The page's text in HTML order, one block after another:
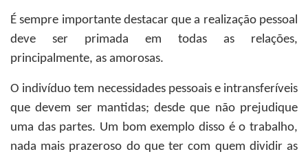
É sempre importante destacar que a realização pessoal
deve ser primada em todas as relações,
principalmente, as amorosas.
O indivíduo tem necessidades pessoais e intransferíveis
que devem ser mantidas; desde que não prejudique
uma das partes. Um bom exemplo disso é o trabalho,
nada mais prazeroso do que ter com quem dividir as